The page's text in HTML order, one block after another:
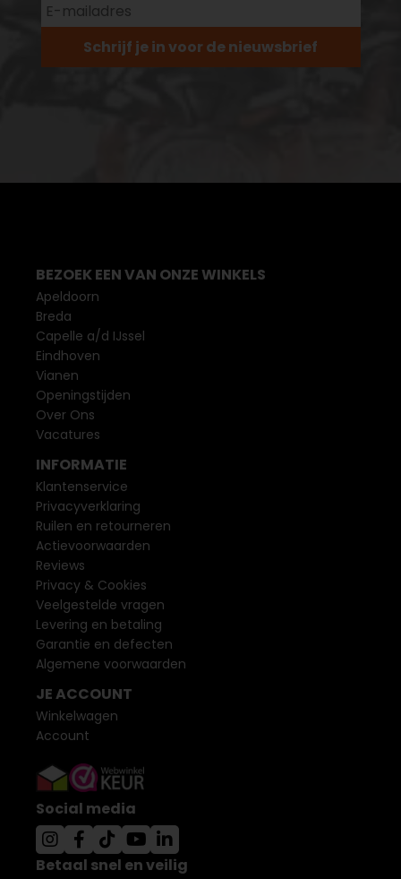
Schrijf je in voor de nieuwsbrief
BEZOEK EEN VAN ONZE WINKELS
Apeldoorn
Breda
Capelle a/d IJssel
Eindhoven
Vianen
Openingstijden
Over Ons
Vacatures
INFORMATIE
Klantenservice
Privacyverklaring
Ruilen en retourneren
Actievoorwaarden
Reviews
Privacy & Cookies
Veelgestelde vragen
Levering en betaling
Garantie en defecten
Algemene voorwaarden
JE ACCOUNT
Winkelwagen
Account
Social media
Betaal snel en veilig